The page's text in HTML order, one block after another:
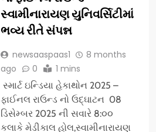
સ્વામીનારાયણ યુનિવર્સિટીમાં
ભવ્ય રીતે સંપન્ન
newsaaspaas1
8 months
ago
0 1 mins
સ્માર્ટ ઇન્ડિયા હેકાથોન 2025 –
ફાઈનલ રાઉન્ડ નો ઉદ્ઘાટન 08
ડિસેમ્બર 2025 ની સવારે 8:૦૦
કલાકે મેડીકાલ હોલ,સ્વામીનારાયણ